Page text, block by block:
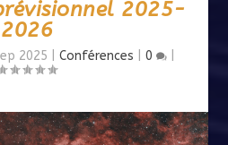
2025-
2026
2025 Conférences 0